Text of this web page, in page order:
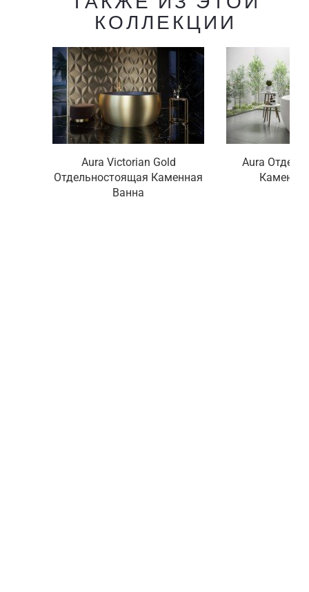
КОЛЛЕКЦИИ
Aura Victorian Gold
Отдельностоящая Каменная
Ванна
Aura